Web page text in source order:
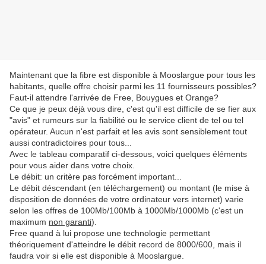
Maintenant que la fibre est disponible à Mooslargue pour tous les
habitants, quelle offre choisir parmi les 11 fournisseurs possibles?
Faut-il attendre l'arrivée de Free, Bouygues et Orange?
Ce que je peux déjà vous dire, c'est qu'il est difficile de se fier aux
"avis" et rumeurs sur la fiabilité ou le service client de tel ou tel
opérateur. Aucun n'est parfait et les avis sont sensiblement tout
aussi contradictoires pour tous...
Avec le tableau comparatif ci-dessous, voici quelques éléments
pour vous aider dans votre choix.
Le débit: un critère pas forcément important...
Le débit déscendant (en téléchargement) ou montant (le mise à
disposition de données de votre ordinateur vers internet) varie
selon les offres de 100Mb/100Mb à 1000Mb/1000Mb (c'est un
maximum non garanti).
Free quand à lui propose une technologie permettant
théoriquement d'atteindre le débit record de 8000/600, mais il
faudra voir si elle est disponible à Mooslargue.